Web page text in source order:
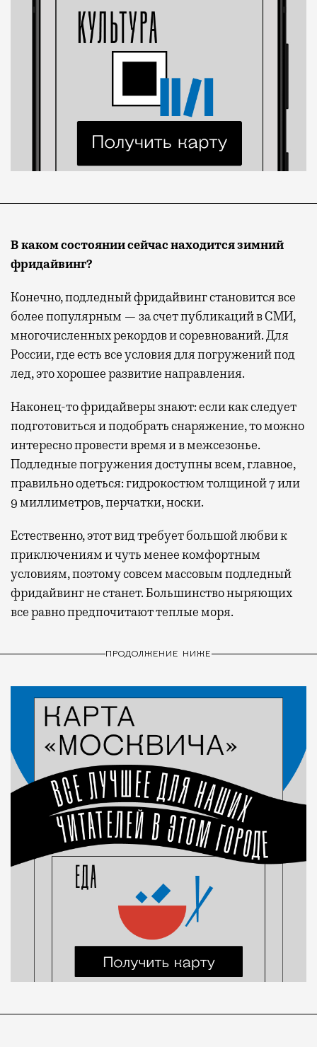
В каком состоянии сейчас находится зимний
фридайвинг?
Конечно, подледный фридайвинг становится все
более популярным — за счет публикаций в СМИ,
многочисленных рекордов и соревнований. Для
России, где есть все условия для погружений под
лед, это хорошее развитие направления.
Наконец-то фридайверы знают: если как следует
подготовиться и подобрать снаряжение, то можно
интересно провести время и в межсезонье.
Подледные погружения доступны всем, главное,
правильно одеться: гидрокостюм толщиной 7 или
9 миллиметров, перчатки, носки.
Естественно, этот вид требует большой любви к
приключениям и чуть менее комфортным
условиям, поэтому совсем массовым подледный
фридайвинг не станет. Большинство ныряющих
все равно предпочитают теплые моря.
ПРОДОЛЖЕНИЕ НИЖЕ